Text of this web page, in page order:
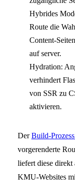
Hybrides
Route die
Content-
auf server.
Hydration:
verhindert
von SSR zu
aktivieren.
DerBuild-Prozess
vorgerenderte
liefert diese
KMU-Websites